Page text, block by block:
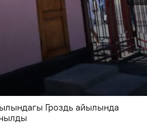
Гроздь айылында